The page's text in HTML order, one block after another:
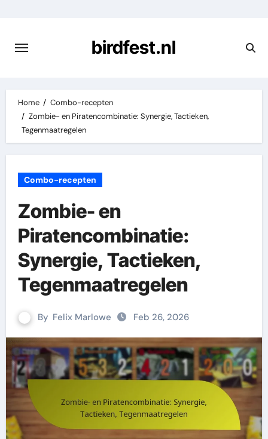
content
birdfest.nl
Home
Combo-recepten
Zombie- en Piratencombinatie: Synergie, Tactieken,
Tegenmaatregelen
Combo-recepten
Zombie- en
Piratencombinatie:
Synergie, Tactieken,
Tegenmaatregelen
By Felix Marlowe Feb 26, 2026